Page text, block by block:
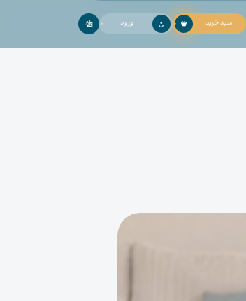
سبد خرید ورود